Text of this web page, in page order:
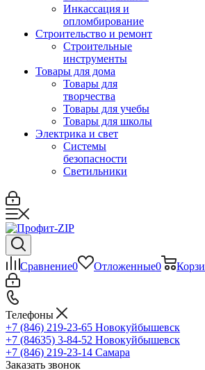
Инкассация и
опломбирование
Строительство и ремонт
Строительные
инструменты
Товары для дома
Товары для
творчества
Товары для учебы
Товары для школы
Электрика и свет
Системы
безопасности
Светильники
Сравнение0 Отложенные0
Телефоны
+7 (846) 219-23-65 Новокуйбышевск
+7 (84635) 3-84-52 Новокуйбышевск
+7 (846) 219-23-14 Самара
Заказать звонок